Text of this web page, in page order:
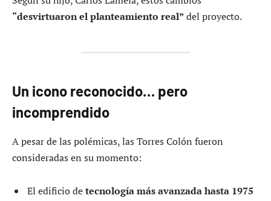
“desvirtuaron el planteamiento real” del proyecto.
Un icono reconocido… pero
incomprendido
A pesar de las polémicas, las Torres Colón fueron
consideradas en su momento:
El edificio detecnología más avanzada hasta 1975